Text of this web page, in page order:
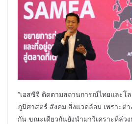
“เอสซีจี ติดตามสถานการณ์ไทยและโ
ภูมิศาสตร์ สังคม สิ่งแวดล้อม เพราะต่
กัน ขณะเดียวกันยังนำมาวิเคราะห์ล่ว